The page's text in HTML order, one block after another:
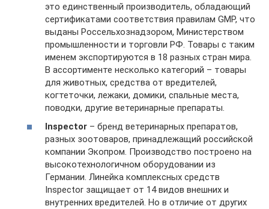
это единственный производитель, обладающий
сертификатами соответствия правилам GMP, что
выданы Россельхознадзором, Министерством
промышленности и торговли РФ. Товары с таким
именем экспортируются в 18 разных стран мира.
В ассортименте несколько категорий – товары
для животных, средства от вредителей,
когтеточки, лежаки, домики, спальные места,
поводки, другие ветеринарные препараты.
Inspector – бренд ветеринарных препаратов,
разных зоотоваров, принадлежащий российской
компании Экопром. Производство построено на
высокотехнологичном оборудовании из
Германии. Линейка комплексных средств
Inspector защищает от 14 видов внешних и
внутренних вредителей. Но в отличие от других